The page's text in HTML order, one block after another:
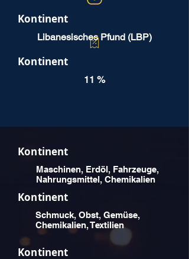
Kontinent
Libanesisches Pfund (LBP)
Kontinent
11 %
Kontinent
Maschinen, Erdöl, Fahrzeuge,
Nahrungsmittel, Chemikalien
Kontinent
Schmuck, Obst, Gemüse,
Chemikalien, Textilien
Kontinent